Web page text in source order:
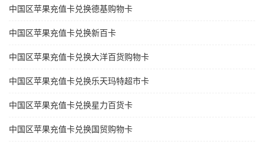
中国区苹果充值卡兑换德基购物卡
中国区苹果充值卡兑换新百卡
中国区苹果充值卡兑换大洋百货购物卡
中国区苹果充值卡兑换乐天玛特超市卡
中国区苹果充值卡兑换星力百货卡
中国区苹果充值卡兑换国贸购物卡